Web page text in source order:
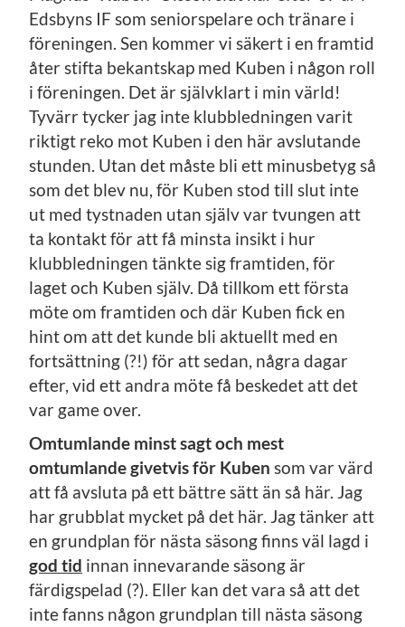
Edsbyns IF som seniorspelare och tränare i
föreningen. Sen kommer vi säkert i en framtid
åter stifta bekantskap med Kuben i någon roll
i föreningen. Det är självklart i min värld!
Tyvärr tycker jag inte klubbledningen varit
riktigt reko mot Kuben i den här avslutande
stunden. Utan det måste bli ett minusbetyg så
som det blev nu, för Kuben stod till slut inte
ut med tystnaden utan själv var tvungen att
ta kontakt för att få minsta insikt i hur
klubbledningen tänkte sig framtiden, för
laget och Kuben själv. Då tillkom ett första
möte om framtiden och där Kuben fick en
hint om att det kunde bli aktuellt med en
fortsättning (?!) för att sedan, några dagar
efter, vid ett andra möte få beskedet att det
var game over.
Omtumlande minst sagt och mest
omtumlande givetvis för Kuben som var värd
att få avsluta på ett bättre sätt än så här. Jag
har grubblat mycket på det här. Jag tänker att
en grundplan för nästa säsong finns väl lagd i
god tid innan innevarande säsong är
färdigspelad (?). Eller kan det vara så att det
inte fanns någon grundplan till nästa säsong